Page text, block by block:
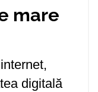
mare
digitală